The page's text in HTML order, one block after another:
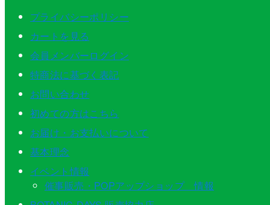
プライバシーポリシー
カートを見る
会員メンバーログイン
特商法に基づく表記
お問い合わせ
初めての方はこちら
お届け・お支払いについて
基本理念
イベント情報
催事販売・POPアップショップ 情報